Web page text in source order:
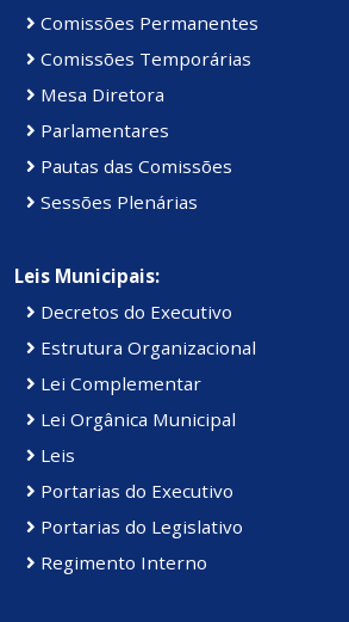
Comissões Permanentes
Comissões Temporárias
Mesa Diretora
Parlamentares
Pautas das Comissões
Sessões Plenárias
Leis Municipais:
Decretos do Executivo
Estrutura Organizacional
Lei Complementar
Lei Orgânica Municipal
Leis
Portarias do Executivo
Portarias do Legislativo
Regimento Interno